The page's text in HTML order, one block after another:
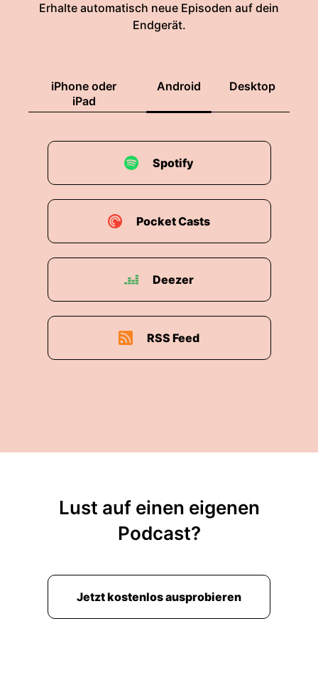
Erhalte automatisch neue Episoden auf dein
Endgerät.
iPhone oder
iPad
Android Desktop
Spotify
Pocket Casts
Deezer
RSS Feed
Lust auf einen eigenen
Podcast?
Jetzt kostenlos ausprobieren